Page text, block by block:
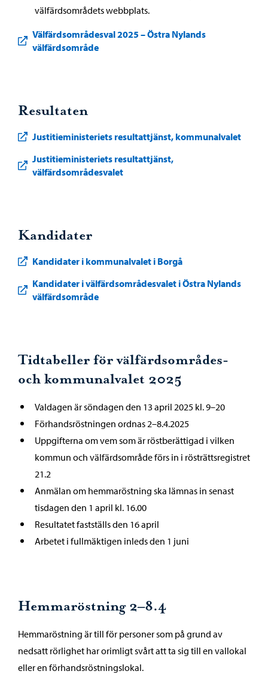
välfärdsområdets webbplats.
Välfärdsområdesval 2025 – Östra Nylands
välfärdsområde
Resultaten
Justitieministeriets resultattjänst, kommunalvalet
Justitieministeriets resultattjänst,
välfärdsområdesvalet
Kandidater
Kandidater i kommunalvalet i Borgå
Kandidater i välfärdsområdesvalet i Östra Nylands
välfärdsområde
Tidtabeller för välfärdsområdes-
och kommunalvalet 2025
Valdagen är söndagen den 13 april 2025 kl. 9–20
Förhandsröstningen ordnas 2–8.4.2025
Uppgifterna om vem som är röstberättigad i vilken
kommun och välfärdsområde förs in i rösträttsregistret
21.2
Anmälan om hemmaröstning ska lämnas in senast
tisdagen den 1 april kl. 16.00
Resultatet fastställs den 16 april
Arbetet i fullmäktigen inleds den 1 juni
Hemmaröstning 2–8.4
Hemmaröstning är till för personer som på grund av
nedsatt rörlighet har orimligt svårt att ta sig till en vallokal
eller en förhandsröstningslokal.